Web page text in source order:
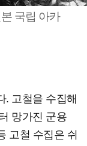
국립 아카
. 고철을 수집해
망가진 군용
고철 수집은 쉬